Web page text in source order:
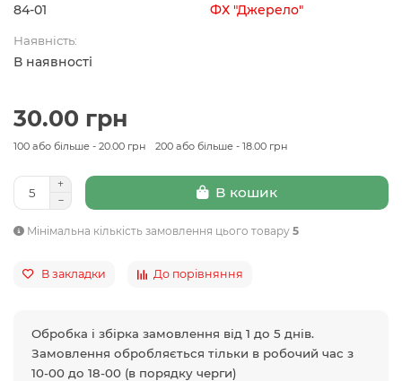
84-01 ФХ "Джерело"
Наявність:
В наявності
30.00 грн
100 або більше - 20.00 грн 200 або більше - 18.00 грн
В кошик
Мінімальна кількість замовлення цього товару 5
В закладки До порівняння
Обробка і збірка замовлення від 1 до 5 днів.
Замовлення обробляється тільки в робочий час з
10-00 до 18-00 (в порядку черги)